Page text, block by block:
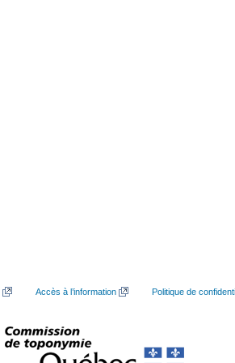
Accès à l’information Politique de